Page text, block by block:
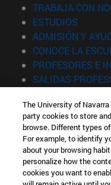
TRABAJA CON
ESTUDIOS
ADMISIÓN Y
CONOCE LA
PROFESORES E
SALIDAS
Información
TFNO +34 943 21 98 77
¿QUÉ GRADO TE
¿QUÉ MÁSTER TE
© Universidad de
The University of
party cookies to store
browse. Different types
For example, to identify
about your browsing
personalize how the
cookies you want to